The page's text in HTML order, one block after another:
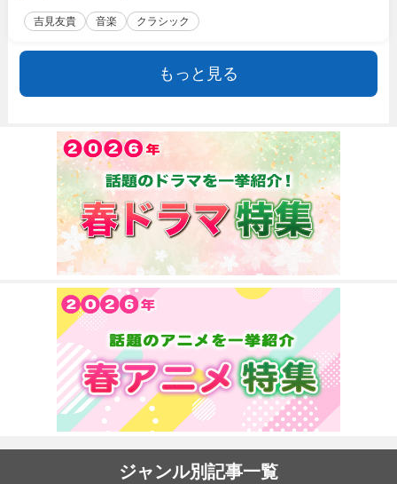
吉見友貴 音楽 クラシック
もっと見る
ジャンル別記事一覧